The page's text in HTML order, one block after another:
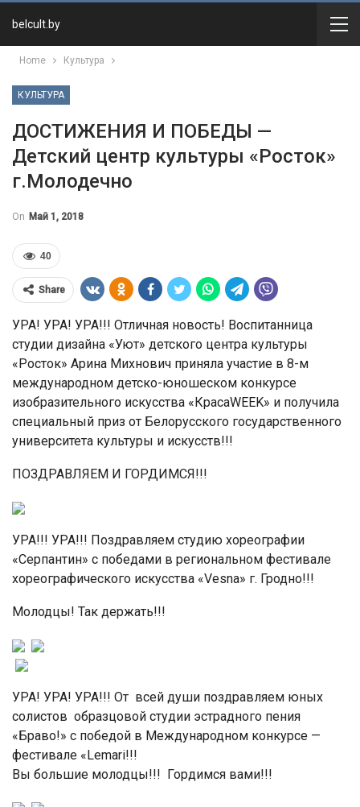
belcult.by
Home Культура
КУЛЬТУРА
ДОСТИЖЕНИЯ И ПОБЕДЫ —
Детский центр культуры «Росток»
г.Молодечно
On Май 1, 2018
40
Share
УРА! УРА! УРА!!! Отличная новость! Воспитанница
студии дизайна «Уют» детского центра культуры
«Росток» Арина Михнович приняла участие в 8-м
международном детско-юношеском конкурсе
изобразительного искусства «КрасаWEEK» и получила
специальный приз от Белорусского государственного
университета культуры и искусств!!!
ПОЗДРАВЛЯЕМ И ГОРДИМСЯ!!!
УРА!!! УРА!!! Поздравляем студию хореографии
«Серпантин» с победами в региональном фестивале
хореографического искусства «Vesna» г. Гродно!!!
Молодцы! Так держать!!!
УРА! УРА! УРА!!! От всей души поздравляем юных
солистов образцовой студии эстрадного пения
«Браво!» с победой в Международном конкурсе —
фестивале «Lemari!!!
Вы большие молодцы!!! Гордимся вами!!!